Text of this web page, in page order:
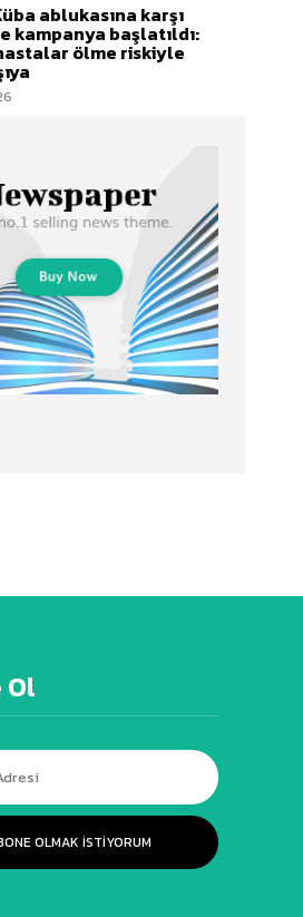
ablukasına karşı
kampanya başlatıldı:
ölme riskiyle
OLMAK ISTIYORUM